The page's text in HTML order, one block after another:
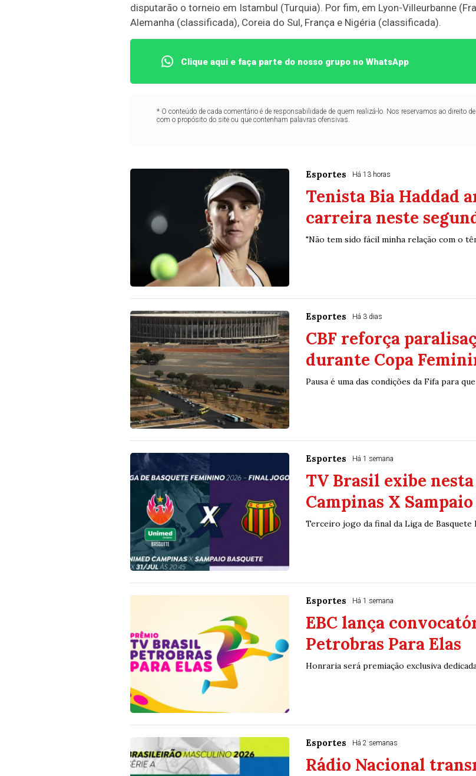
disputarão o torneio em Istambul (Turquia). Por fim, em Lyon-Villeurbanne
Alemanha (classificada), Coreia do Sul, França e Nigéria (classificada).
Clique aqui e faça parte do nosso grupo no WhatsApp
* O conteúdo de cada comentário é de responsabilidade de quem realizá-lo. Nos reservamos ao direito
com o propósito do site ou que contenham palavras ofensivas.
Esportes Há 13 horas
Tenista Bia Haddad
carreira neste
"Não tem sido fácil minha relação com o
Esportes Há 3 dias
CBF reforça
durante Copa
Pausa é uma das condições da Fifa para
Esportes Há 1 semana
TV Brasil exibe
Campinas X
Terceiro jogo da final da Liga de Basquete
Esportes Há 1 semana
EBC lança
Petrobras Para Elas
Honraria será premiação exclusiva
Esportes Há 2 semanas
Rádio Nacional